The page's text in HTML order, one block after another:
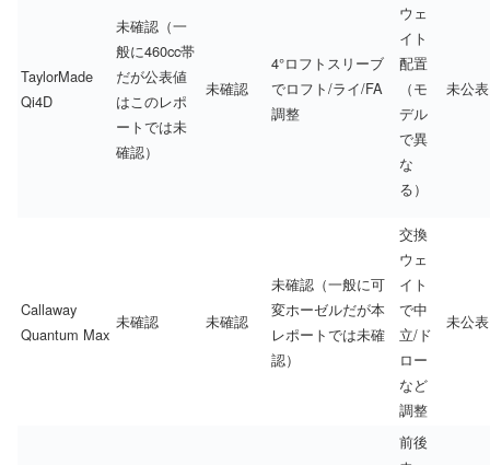
TaylorMade
Qi4D
未確認（一
般に460cc帯
だが公表値
はこのレポ
ートでは未
確認）
未確認
4°ロフトスリーブ
でロフト/ライ/FA
調整
ウェ
イト
配置
（モ
デル
で異
な
る）
未公表
Callaway
Quantum Max
未確認 未確認
未確認（一般に可
変ホーゼルだが本
レポートでは未確
認）
交換
ウェ
イト
で中
立/ド
ロー
など
調整
未公表
前後